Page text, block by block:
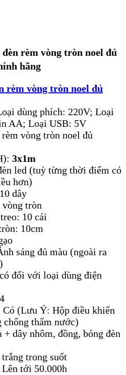
rèm vòng tròn noel đủ
hãng
rèm vòng tròn noel đủ
dùng phích: 220V; Loại
AA; Loại USB: 5V
vòng tròn noel đủ
3x1m
led (tuỳ từng thời điểm có
hơn)
dây
tròn
10 cái
10cm
sáng đủ màu (ngoài ra
đối với loại dùng điện
Có (Lưu Ý: Hộp điều khiển
chống thấm nước)
dây nhôm, đồng, bóng đèn
trong suốt
tới 50.000h